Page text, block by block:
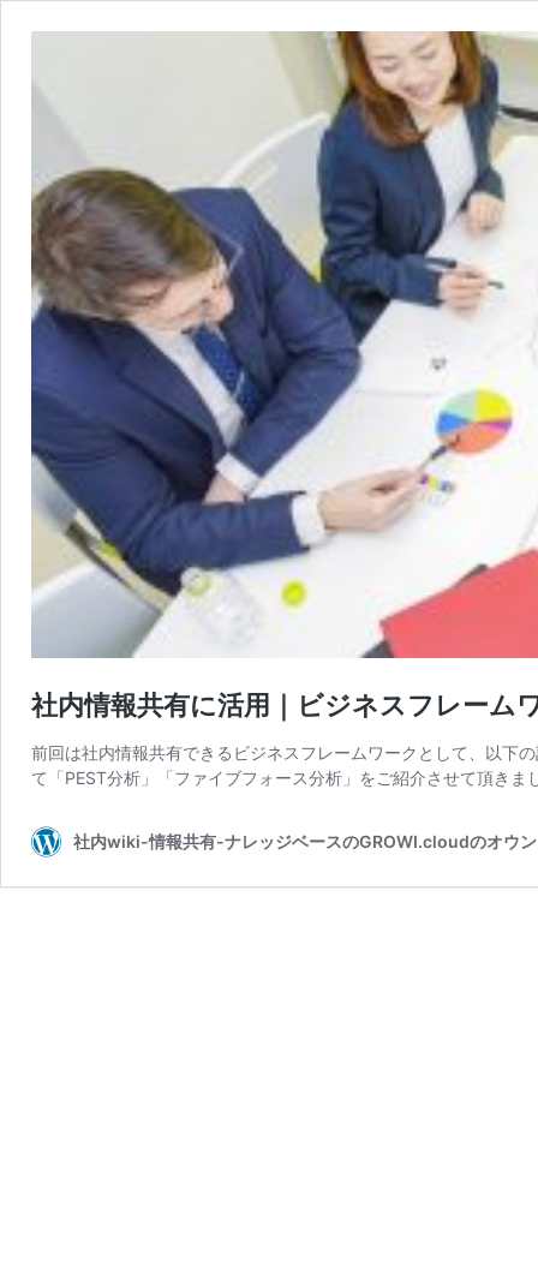
社内情報共有に活用｜ビジネスフレーム
前回は社内情報共有できるビジネスフレームワークとして、以下
て「PEST分析」「ファイブフォース分析」をご紹介させて頂き
社内wiki-情報共有-ナレッジベースのGROWI.cloudのオウ